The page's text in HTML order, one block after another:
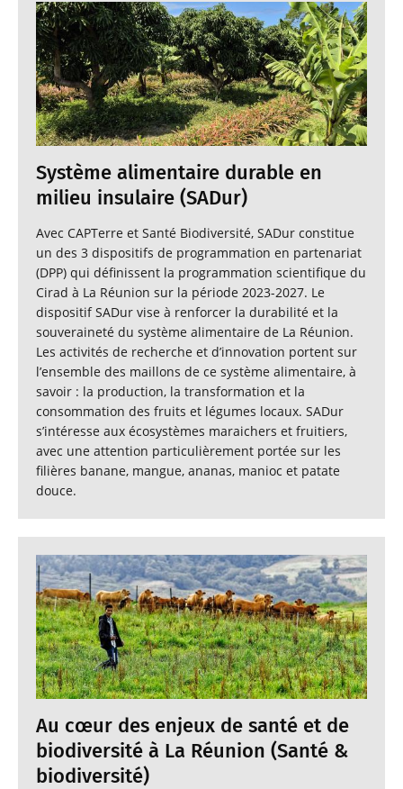
Système alimentaire durable en
milieu insulaire (SADur)
Avec CAPTerre et Santé Biodiversité, SADur constitue
un des 3 dispositifs de programmation en partenariat
(DPP) qui définissent la programmation scientifique du
Cirad à La Réunion sur la période 2023-2027. Le
dispositif SADur vise à renforcer la durabilité et la
souveraineté du système alimentaire de La Réunion.
Les activités de recherche et d’innovation portent sur
l’ensemble des maillons de ce système alimentaire, à
savoir : la production, la transformation et la
consommation des fruits et légumes locaux. SADur
s’intéresse aux écosystèmes maraichers et fruitiers,
avec une attention particulièrement portée sur les
filières banane, mangue, ananas, manioc et patate
douce.
Au cœur des enjeux de santé et de
biodiversité à La Réunion (Santé &
biodiversité)